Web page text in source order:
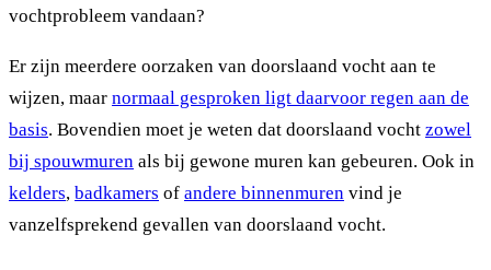
vochtprobleem vandaan?
Er zijn meerdere oorzaken van doorslaand vocht aan te
wijzen, maar normaal gesproken ligt daarvoor regen aan de
basis. Bovendien moet je weten dat doorslaand vocht zowel
bij spouwmuren als bij gewone muren kan gebeuren. Ook in
kelders, badkamers of andere binnenmuren vind je
vanzelfsprekend gevallen van doorslaand vocht.